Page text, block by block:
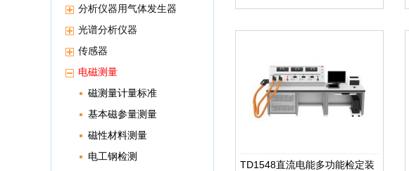
分析仪器用气体发生器
光谱分析仪器
传感器
电磁测量
磁测量计量标准
基本磁参量测量
磁性材料测量
电工钢检测
TD1548直流电能多功能检定装